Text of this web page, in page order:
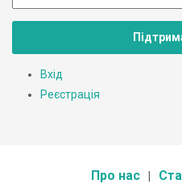
Вхід
Реєстрація
Про нас